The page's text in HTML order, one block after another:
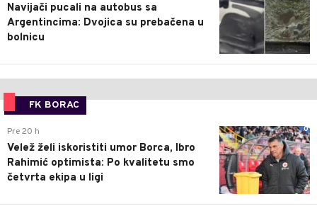
Navijači pucali na autobus sa
Argentincima: Dvojica su prebačena u
bolnicu
FK BORAC
0
Pre 20 h
Velež želi iskoristiti umor Borca, Ibro
Rahimić optimista: Po kvalitetu smo
četvrta ekipa u ligi